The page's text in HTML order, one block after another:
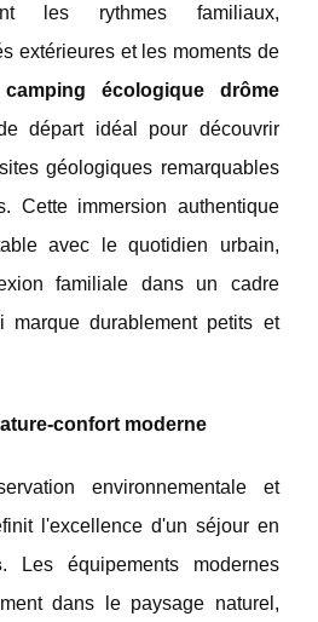
les rythmes familiaux,
extérieures et les moments de
camping écologique drôme
départ idéal pour découvrir
géologiques remarquables
Cette immersion authentique
avec le quotidien urbain,
familiale dans un cadre
marque durablement petits et
confort moderne
environnementale et
l'excellence d'un séjour en
. Les équipements modernes
dans le paysage naturel,